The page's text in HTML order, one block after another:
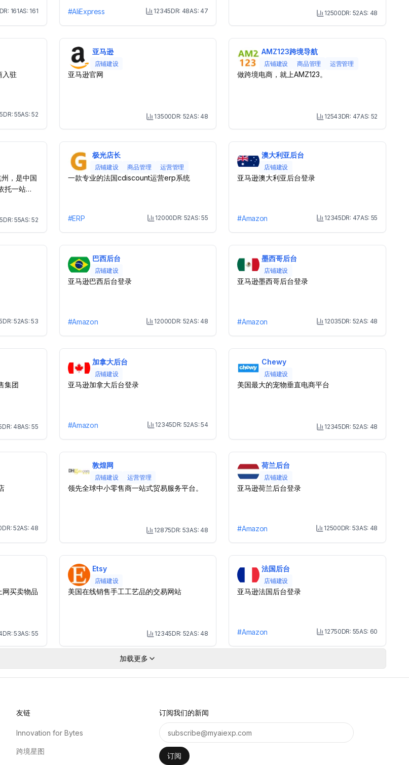
Month Visit
DR: 161AS: 161 #AliExpress Month Visit
12345DR: 48AS: 47
Month Visit
12500DR: 52AS: 48
入驻
Month Visit
DR: 55AS:52
亚马逊
店铺建设
亚马逊官网
Month Visit
13500DR: 52AS: 48
AMZ123跨境导航
店铺建设 商品管理 运营管理
做跨境电商，就上AMZ123。
Month Visit
12543DR: 47AS: 52
，是中国
托一站式
Month Visit
DR: 55AS:52
极光店长
店铺建设 商品管理 运营管理
一款专业的法国cdiscount运营erp系统
#ERP Month Visit
12000DR: 52AS: 55
澳大利亚后台
店铺建设
亚马逊澳大利亚后台登录
#Amazon Month Visit
12345DR: 47AS: 55
Month Visit
DR: 52AS:53
巴西后台
店铺建设
亚马逊巴西后台登录
#Amazon Month Visit
12000DR: 52AS: 48
墨西哥后台
店铺建设
亚马逊墨西哥后台登录
#Amazon Month Visit
12035DR: 52AS: 48
集团
Month Visit
DR: 48AS:55
加拿大后台
店铺建设
亚马逊加拿大后台登录
#Amazon Month Visit
12345DR: 52AS: 54
Chewy
店铺建设
美国最大的宠物垂直电商平台
Month Visit
12345DR: 52AS: 48
Month Visit
DR: 52AS: 48
敦煌网
店铺建设 运营管理
领先全球中小零售商一站式贸易服务平台。
Month Visit
12875DR: 53AS: 48
荷兰后台
店铺建设
亚马逊荷兰后台登录
#Amazon Month Visit
12500DR: 53AS: 48
买卖物品
Month Visit
DR: 53AS:55
Etsy
店铺建设
美国在线销售手工工艺品的交易网站
Month Visit
12345DR: 52AS: 48
法国后台
店铺建设
亚马逊法国后台登录
#Amazon Month Visit
12750DR: 55AS: 60
加载更多
友链
Innovation for Bytes
跨境星图
订阅我们的新闻
订阅